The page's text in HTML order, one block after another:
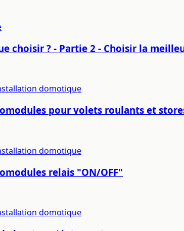
choisir ? - Partie 2 - Choisir la
domotique
pour volets roulants et
domotique
relais "ON/OFF"
domotique